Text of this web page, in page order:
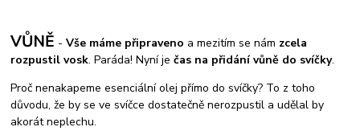
VŮNĚ -Vše máme připraveno a mezitím se nám zcela
rozpustil vosk. Paráda! Nyní je čas na přidání vůně do svíčky.
Proč nenakapeme esenciální olej přímo do svíčky? To z toho
důvodu, že by se ve svíčce dostatečně nerozpustil a udělal by
akorát neplechu.